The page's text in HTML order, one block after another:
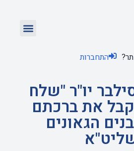
התחברות
יו"ר "שלח
את ברכתם
הגאונים